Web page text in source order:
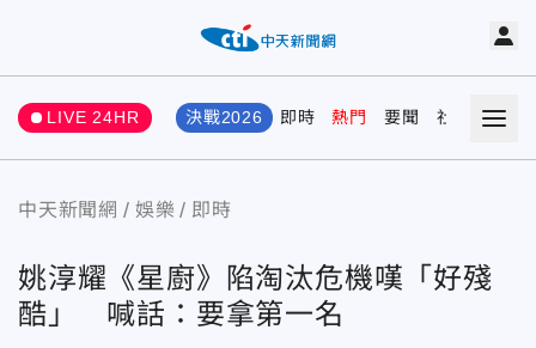
LIVE 24HR 決戰2026 即時 熱門 要聞 社會 娛樂
中天新聞網 娛樂 即時
姚淳耀《星廚》陷淘汰危機嘆「好殘
酷」 喊話：要拿第一名